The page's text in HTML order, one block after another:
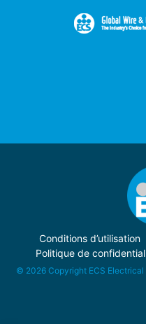
Conditions d’utilisation
Politique de
© 2026 Copyright ECS